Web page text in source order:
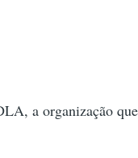
a organização